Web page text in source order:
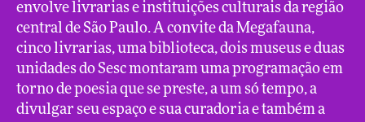
envolve livrarias e instituições culturais da região
central de São Paulo. A convite da Megafauna,
cinco livrarias, uma biblioteca, dois museus e duas
unidades do Sesc montaram uma programação em
torno de poesia que se preste, a um só tempo, a
divulgar seu espaço e sua curadoria e também a